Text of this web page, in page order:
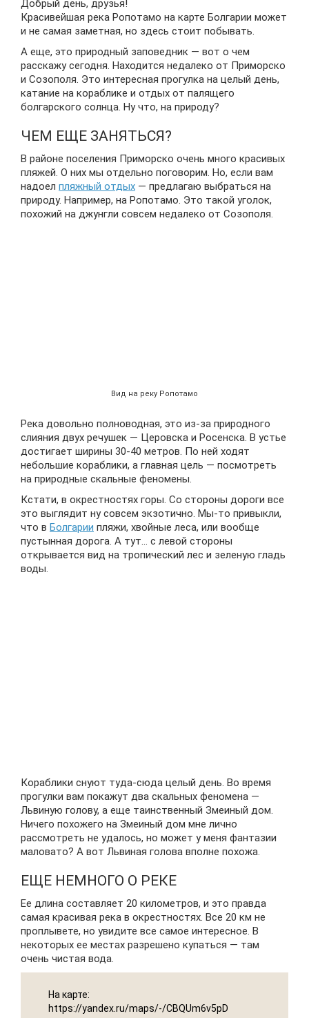
Добрый день, друзья!
Красивейшая река Ропотамо на карте Болгарии может
и не самая заметная, но здесь стоит побывать.
А еще, это природный заповедник — вот о чем
расскажу сегодня. Находится недалеко от Приморско
и Созополя. Это интересная прогулка на целый день,
катание на кораблике и отдых от палящего
болгарского солнца. Ну что, на природу?
ЧЕМ ЕЩЕ ЗАНЯТЬСЯ?
В районе поселения Приморско очень много красивых
пляжей. О них мы отдельно поговорим. Но, если вам
надоел пляжный отдых — предлагаю выбраться на
природу. Например, на Ропотамо. Это такой уголок,
похожий на джунгли совсем недалеко от Созополя.
Вид на реку Ропотамо
Река довольно полноводная, это из-за природного
слияния двух речушек — Церовска и Росенска. В устье
достигает ширины 30-40 метров. По ней ходят
небольшие кораблики, а главная цель — посмотреть
на природные скальные феномены.
Кстати, в окрестностях горы. Со стороны дороги все
это выглядит ну совсем экзотично. Мы-то привыкли,
что в Болгарии пляжи, хвойные леса, или вообще
пустынная дорога. А тут… с левой стороны
открывается вид на тропический лес и зеленую гладь
воды.
Кораблики снуют туда-сюда целый день. Во время
прогулки вам покажут два скальных феномена —
Львиную голову, а еще таинственный Змеиный дом.
Ничего похожего на Змеиный дом мне лично
рассмотреть не удалось, но может у меня фантазии
маловато? А вот Львиная голова вполне похожа.
ЕЩЕ НЕМНОГО О РЕКЕ
Ее длина составляет 20 километров, и это правда
самая красивая река в окрестностях. Все 20 км не
проплывете, но увидите все самое интересное. В
некоторых ее местах разрешено купаться — там
очень чистая вода.
На карте:
https://yandex.ru/maps/-/CBQUm6v5pD